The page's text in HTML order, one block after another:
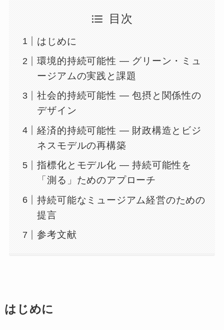
目次
はじめに
環境的持続可能性 ― グリーン・ミュ
ージアムの実践と課題
社会的持続可能性 ― 包摂と関係性の
デザイン
経済的持続可能性 ― 財政構造とビジ
ネスモデルの再構築
指標化とモデル化 ― 持続可能性を
「測る」ためのアプローチ
持続可能なミュージアム経営のための
提言
参考文献
はじめに